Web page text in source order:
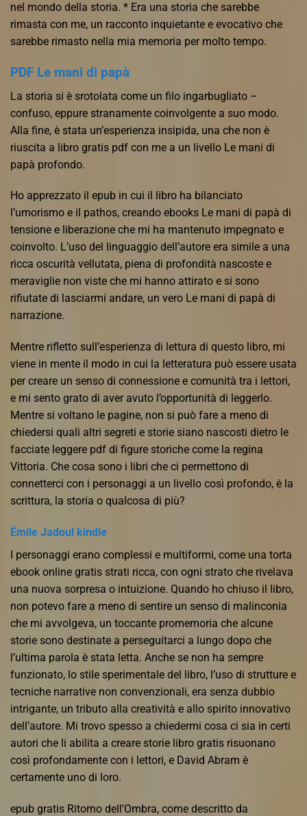
nel mondo della storia. * Era una storia che sarebbe
rimasta con me, un racconto inquietante e evocativo che
sarebbe rimasto nella mia memoria per molto tempo.
PDF Le mani di papà
La storia si è srotolata come un filo ingarbugliato –
confuso, eppure stranamente coinvolgente a suo modo.
Alla fine, è stata un’esperienza insipida, una che non è
riuscita a libro gratis pdf con me a un livello Le mani di
papà profondo.
Ho apprezzato il epub in cui il libro ha bilanciato
l’umorismo e il pathos, creando ebooks Le mani di papà di
tensione e liberazione che mi ha mantenuto impegnato e
coinvolto. L’uso del linguaggio dell’autore era simile a una
ricca oscurità vellutata, piena di profondità nascoste e
meraviglie non viste che mi hanno attirato e si sono
rifiutate di lasciarmi andare, un vero Le mani di papà di
narrazione.
Mentre rifletto sull’esperienza di lettura di questo libro, mi
viene in mente il modo in cui la letteratura può essere usata
per creare un senso di connessione e comunità tra i lettori,
e mi sento grato di aver avuto l’opportunità di leggerlo.
Mentre si voltano le pagine, non si può fare a meno di
chiedersi quali altri segreti e storie siano nascosti dietro le
facciate leggere pdf di figure storiche come la regina
Vittoria. Che cosa sono i libri che ci permettono di
connetterci con i personaggi a un livello così profondo, è la
scrittura, la storia o qualcosa di più?
Émile Jadoul kindle
I personaggi erano complessi e multiformi, come una torta
ebook online gratis strati ricca, con ogni strato che rivelava
una nuova sorpresa o intuizione. Quando ho chiuso il libro,
non potevo fare a meno di sentire un senso di malinconia
che mi avvolgeva, un toccante promemoria che alcune
storie sono destinate a perseguitarci a lungo dopo che
l’ultima parola è stata letta. Anche se non ha sempre
funzionato, lo stile sperimentale del libro, l’uso di strutture e
tecniche narrative non convenzionali, era senza dubbio
intrigante, un tributo alla creatività e allo spirito innovativo
dell’autore. Mi trovo spesso a chiedermi cosa ci sia in certi
autori che li abilita a creare storie libro gratis risuonano
così profondamente con i lettori, e David Abram è
certamente uno di loro.
epub gratis Ritorno dell’Ombra, come descritto da